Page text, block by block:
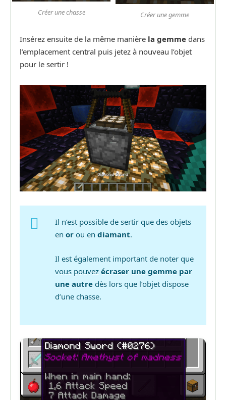
Créer une chasse Créer une gemme
Insérez ensuite de la même manière la gemme dans
l’emplacement central puis jetez à nouveau l’objet
pour le sertir !
Il n’est possible de sertir que des objets
en or ou en diamant.
Il est également important de noter que
vous pouvez écraser une gemme par
une autre dès lors que l’objet dispose
d’une chasse.